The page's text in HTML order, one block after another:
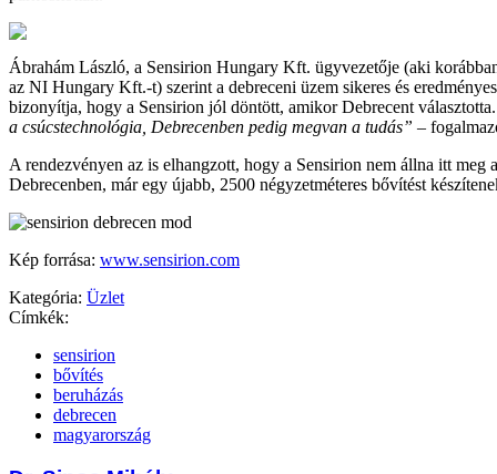
Ábrahám László, a Sensirion Hungary Kft. ügyvezetője (aki
az NI Hungary Kft.-t) szerint a debreceni üzem sikeres és
bizonyítja, hogy a Sensirion jól döntött, amikor Debrecent
a csúcstechnológia, Debrecenben pedig megvan a tudás” –
A rendezvényen az is elhangzott, hogy a Sensirion nem állna itt meg
Debrecenben, már egy újabb, 2500 négyzetméteres bővítést
Kép forrása: www.sensirion.com
Kategória: Üzlet
Címkék:
sensirion
bővítés
beruházás
debrecen
magyarország